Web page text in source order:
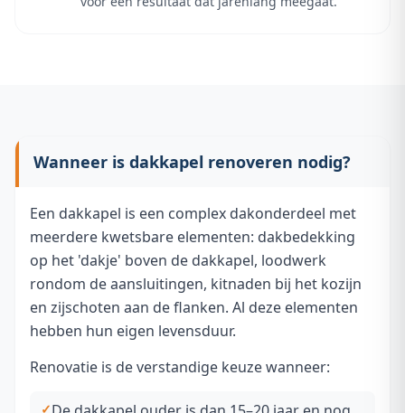
Wanneer is dakkapel renoveren nodig?
Een dakkapel is een complex dakonderdeel met
meerdere kwetsbare elementen: dakbedekking
op het 'dakje' boven de dakkapel, loodwerk
rondom de aansluitingen, kitnaden bij het kozijn
en zijschoten aan de flanken. Al deze elementen
hebben hun eigen levensduur.
Renovatie is de verstandige keuze wanneer: